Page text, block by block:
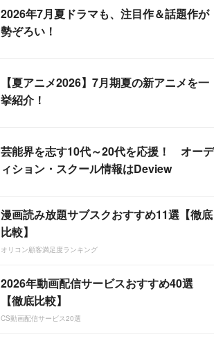
2026年7月夏ドラマも、注目作＆話題作が
勢ぞろい！
【夏アニメ2026】7月期夏の新アニメを一
挙紹介！
芸能界を志す10代～20代を応援！ オーデ
ィション・スクール情報はDeview
漫画読み放題サブスクおすすめ11選【徹底
比較】
オリコン顧客満足度ランキング
2026年動画配信サービスおすすめ40選
【徹底比較】
CS動画配信サービス20選